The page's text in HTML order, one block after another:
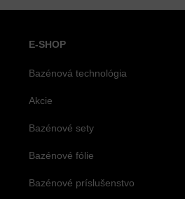
E-SHOP
Bazénová technológia
Akcie
Bazénové sety
Bazénové fólie
Bazénové príslušenstvo